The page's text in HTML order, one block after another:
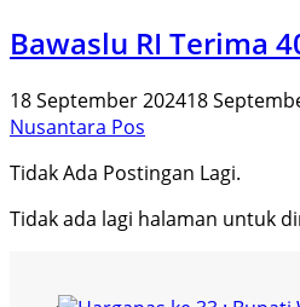
Bawaslu RI Terima
18 September 202418
Nusantara Pos
Tidak Ada Postingan Lagi.
Tidak ada lagi halaman untuk